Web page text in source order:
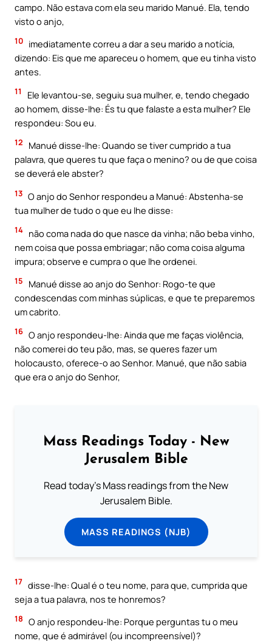
campo. Não estava com ela seu marido Manué. Ela, tendo
visto o anjo,
10 imediatamente correu a dar a seu marido a notícia,
dizendo: Eis que me apareceu o homem, que eu tinha visto
antes.
11
Ele levantou-se, seguiu sua mulher, e, tendo chegado
ao homem, disse-Ihe: És tu que falaste a esta mulher? Ele
respondeu: Sou eu.
12
Manué disse-lhe: Quando se tiver cumprido a tua
palavra, que queres tu que faça o menino? ou de que coisa
se deverá ele abster?
13 O anjo do Senhor respondeu a Manué: Abstenha-se
tua mulher de tudo o que eu lhe disse:
14 não coma nada do que nasce da vinha; não beba vinho,
nem coisa que possa embriagar; não coma coisa alguma
impura; observe e cumpra o que lhe ordenei.
15
Manué disse ao anjo do Senhor: Rogo-te que
condescendas com minhas súplicas, e que te preparemos
um cabrito.
16 O anjo respondeu-lhe: Ainda que me faças violência,
não comerei do teu pão, mas, se queres fazer um
holocausto, oferece-o ao Senhor. Manué, que não sabia
que era o anjo do Senhor,
Mass Readings Today - New
Jerusalem Bible
Read today's Mass readings from the New
Jerusalem Bible.
MASS READINGS (NJB)
17 disse-lhe: Qual é o teu nome, para que, cumprida que
seja a tua palavra, nos te honremos?
18 O anjo respondeu-lhe: Porque perguntas tu o meu
nome, que é admirável (ou incompreensível)?